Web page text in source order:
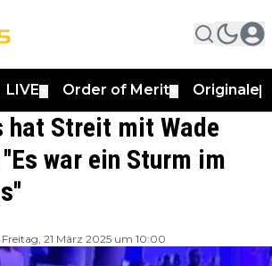
LIVE Order of Merit Originale
hat Streit mit Wade
war ein Sturm im
Freitag, 21 März 2025 um 10:00